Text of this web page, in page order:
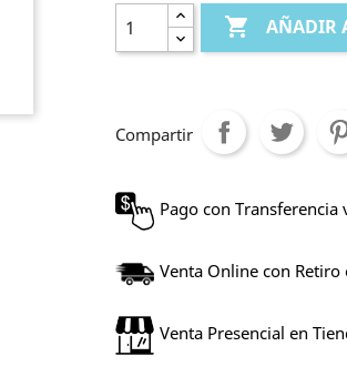
 AÑADIR
Compartir
Pago con
Venta Online con Retiro
Venta Presencial en